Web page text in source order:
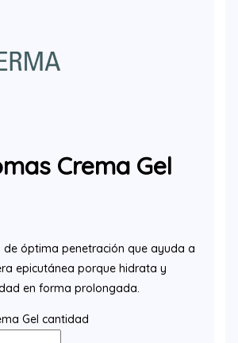
Crema Gel
de óptima penetración que ayuda a
epicutánea porque hidrata y
en forma prolongada.
Gel cantidad